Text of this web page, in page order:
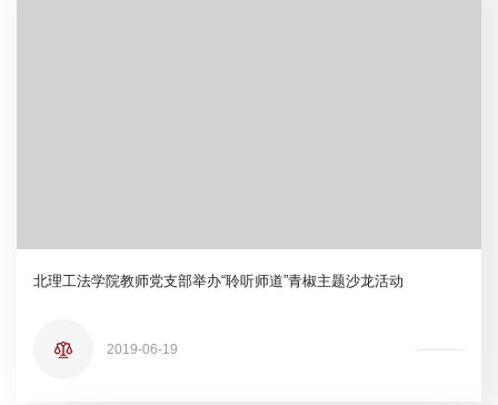
北理工法学院教师党支部举办“聆听师道”青椒主题沙龙活动
2019-06-19